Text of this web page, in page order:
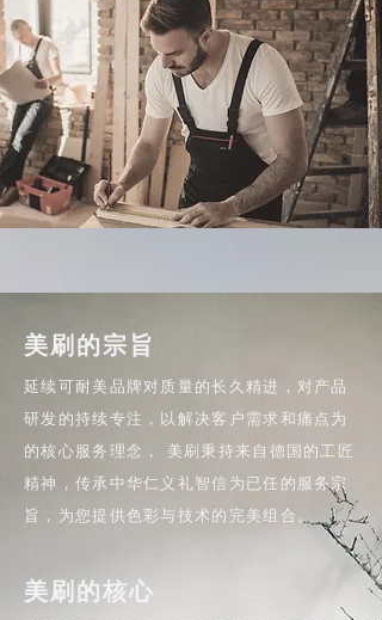
美刷的宗旨
延续可耐美品牌对质量的长久精进，对产品
研发的持续专注，以解决客户需求和痛点为
的核心服务理念， 美刷秉持来自德国的工匠
精神，传承中华仁义礼智信为已任的服务宗
旨，为您提供色彩与技术的完美组合。
美刷的核心